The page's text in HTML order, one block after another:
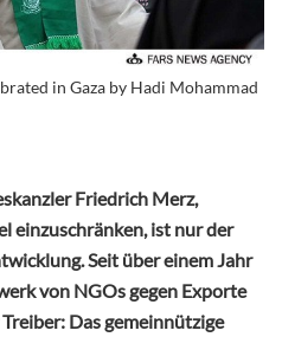
in Gaza by Hadi Mohammad
Friedrich Merz,
einzuschränken, ist nur der
Seit über einem Jahr
von NGOs gegen Exporte
Das gemeinnützige